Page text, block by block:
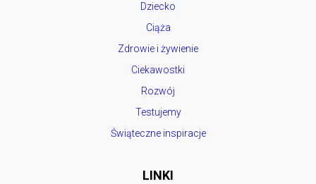
Dziecko
Ciąża
Zdrowie i żywienie
Ciekawostki
Rozwój
Testujemy
Świąteczne inspiracje
LINKI